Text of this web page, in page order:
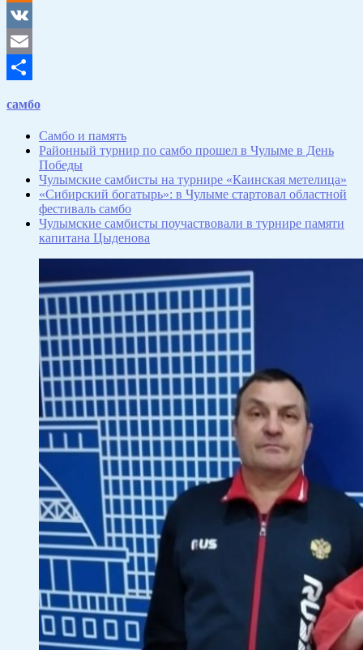
Odnoklassniki
VK
Email
самбо
Самбо и память
Районный турнир по самбо прошел в Чулыме в День
Победы
Чулымские самбисты на турнире «Каинская метелица»
«Сибирский богатырь»: в Чулыме стартовал областной
фестиваль самбо
Чулымские самбисты поучаствовали в турнире памяти
капитана Цыденова